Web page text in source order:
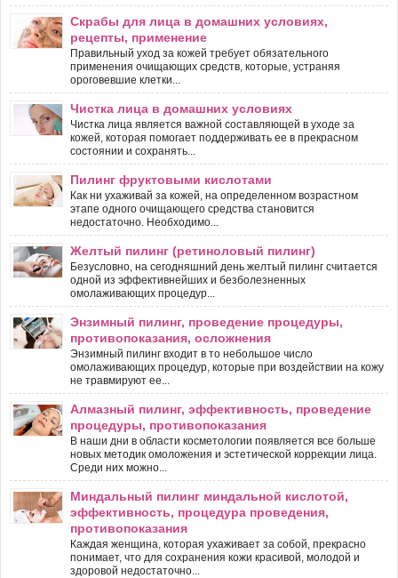
Скрабы для лица в домашних условиях,
рецепты, применение
Правильный уход за кожей требует обязательного
применения очищающих средств, которые, устраняя
ороговевшие клетки...
Чистка лица в домашних условиях
Чистка лица является важной составляющей в уходе за
кожей, которая помогает поддерживать ее в прекрасном
состоянии и сохранять...
Пилинг фруктовыми кислотами
Как ни ухаживай за кожей, на определенном возрастном
этапе одного очищающего средства становится
недостаточно. Необходимо...
Желтый пилинг (ретиноловый пилинг)
Безусловно, на сегодняшний день желтый пилинг считается
одной из эффективнейших и безболезненных
омолаживающих процедур...
Энзимный пилинг, проведение процедуры,
противопоказания, осложнения
Энзимный пилинг входит в то небольшое число
омолаживающих процедур, которые при воздействии на кожу
не травмируют ее...
Алмазный пилинг, эффективность, проведение
процедуры, противопоказания
В наши дни в области косметологии появляется все больше
новых методик омоложения и эстетической коррекции лица.
Среди них можно...
Миндальный пилинг миндальной кислотой,
эффективность, процедура проведения,
противопоказания
Каждая женщина, которая ухаживает за собой, прекрасно
понимает, что для сохранения кожи красивой, молодой и
здоровой недостаточно...